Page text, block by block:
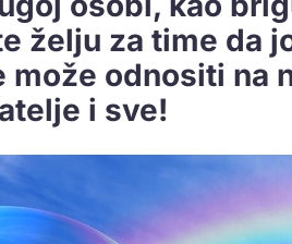
želju za time da
može odnositi na
i sve!